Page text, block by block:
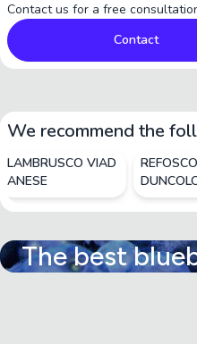
Contact us for a free
Contact
We recommend the
LAMBRUSCO VIAD
ANESE
The best